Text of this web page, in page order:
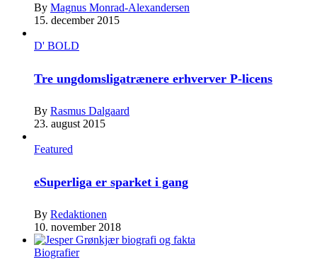
By Magnus Monrad-Alexandersen
15. december 2015
D' BOLD
Tre ungdomsligatrænere erhverver P-licens
By Rasmus Dalgaard
23. august 2015
Featured
eSuperliga er sparket i gang
By Redaktionen
10. november 2018
Biografier